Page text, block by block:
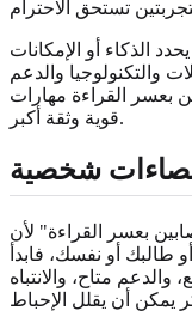
الذكاء أو الإمكانات
والتكنولوجيا والدعم
بعسر القراءة مهارات
قوية وثقة أكبر.
شخصية
بعسر القراءة" لأن
طالبك أو نفسك، فابدأ
والدعم متاح، والانتباه